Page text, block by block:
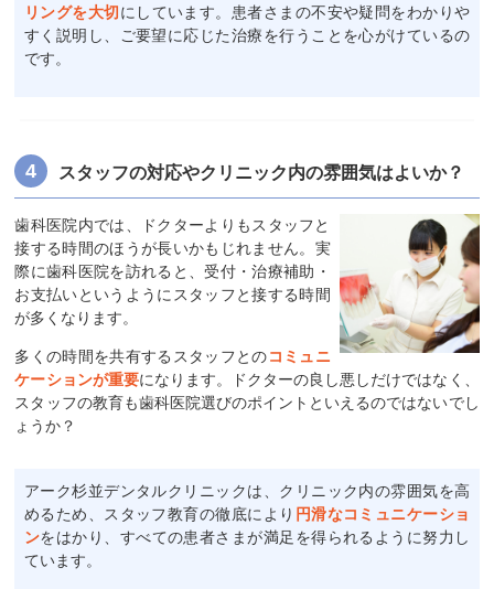
リングを大切にしています。患者さまの不安や疑問をわかりや
すく説明し、ご要望に応じた治療を行うことを心がけているの
です。
スタッフの対応やクリニック内の雰囲気はよいか？
歯科医院内では、ドクターよりもスタッフと
接する時間のほうが長いかもじれません。実
際に歯科医院を訪れると、受付・治療補助・
お支払いというようにスタッフと接する時間
が多くなります。
多くの時間を共有するスタッフとのコミュニ
ケーションが重要になります。ドクターの良し悪しだけではなく、
スタッフの教育も歯科医院選びのポイントといえるのではないでし
ょうか？
アーク杉並デンタルクリニックは、クリニック内の雰囲気を高
めるため、スタッフ教育の徹底により 円滑なコミュニケーショ
ンをはかり、すべての患者さまが満足を得られるように努力し
ています。